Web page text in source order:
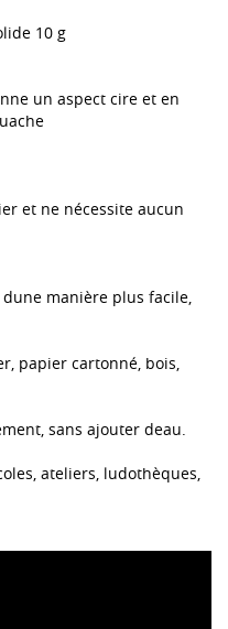
10 g
un aspect cire et en
et ne nécessite aucun
manière plus facile,
papier cartonné, bois,
sans ajouter deau.
ateliers, ludothèques,